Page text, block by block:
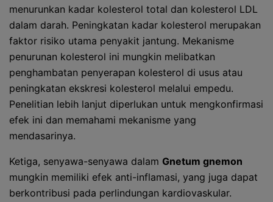
menurunkan kadar kolesterol total dan kolesterol LDL
dalam darah. Peningkatan kadar kolesterol merupakan
faktor risiko utama penyakit jantung. Mekanisme
penurunan kolesterol ini mungkin melibatkan
penghambatan penyerapan kolesterol di usus atau
peningkatan ekskresi kolesterol melalui empedu.
Penelitian lebih lanjut diperlukan untuk mengkonfirmasi
efek ini dan memahami mekanisme yang
mendasarinya.
Ketiga, senyawa-senyawa dalam Gnetum gnemon
mungkin memiliki efek anti-inflamasi, yang juga dapat
berkontribusi pada perlindungan kardiovaskular.